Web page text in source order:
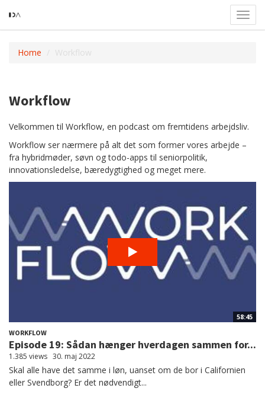
Home Workflow
Workflow
Velkommen til Workflow, en podcast om fremtidens arbejdsliv.
Workflow ser nærmere på alt det som former vores arbejde –
fra hybridmøder, søvn og todo-apps til seniorpolitik,
innovationsledelse, bæredygtighed og meget mere.
58:45
WORKFLOW
Episode 19: Sådan hænger hverdagen sammen for...
1.385 views 30. maj 2022
Skal alle have det samme i løn, uanset om de bor i Californien
eller Svendborg? Er det nødvendigt...